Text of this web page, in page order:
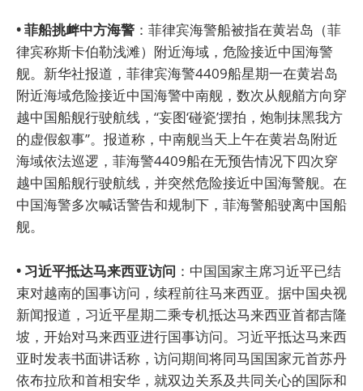
• 菲船挑衅中方海警 ：菲律宾海警船被指在黄岩岛（菲
律宾称斯卡伯勒浅滩）附近海域，危险接近中国海警
舰。新华社报道，菲律宾海警4409船星期一在黄岩岛
附近海域危险接近中国海警中南舰，数次从舰艏方向穿
越中国船舰行驶航线，“妄图‘碰瓷’摆拍，炮制抹黑我方
的虚假叙事”。报道称，中南舰当天上午在黄岩岛附近
海域依法巡逻，菲海警4409船在无预告情况下四次穿
越中国船舰行驶航线，并突然危险接近中国海警舰。在
中国海警多次喊话警告和规制下，菲海警船驶离中国船
舰。
• 习近平抵达马来西亚访问 ：中国国家主席习近平已结
束对越南的国事访问，续程前往马来西亚。据中国央视
新闻报道，习近平星期二乘专机抵达马来西亚首都吉隆
坡，开始对马来西亚进行国事访问。习近平抵达马来西
亚时发表书面讲话称，访问期间将同马国国家元首苏丹
依布拉欣和首相安华，就双边关系及共同关心的国际和